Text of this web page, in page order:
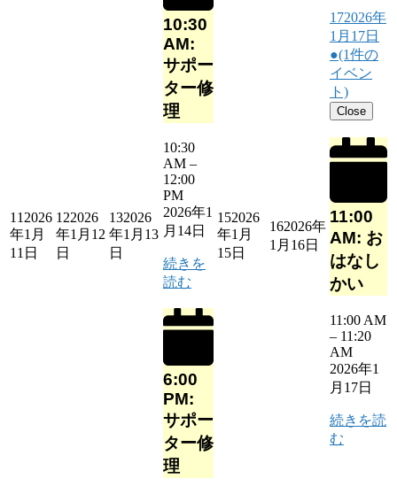
11 2026
年1月
11日
122026
年1月12
日
132026
年1月13
日
10:30
AM:
サポー
ター修
理
10:30
AM –
12:00
PM
2026年1
月14日
続きを
読む
6:00
PM:
サポー
ター修
理
152026
年1月
15日
162026年
1月16日
172026年
1月17日
●(1件の
イベン
ト)
Close
11:00
AM: お
はなし
かい
11:00 AM
– 11:20
AM
2026年1
月17日
続きを読
む